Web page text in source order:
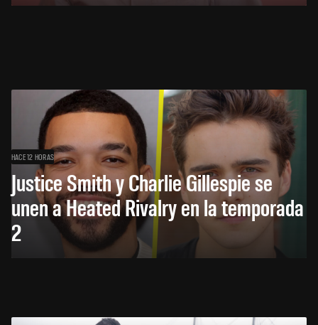
HACE 12 HORAS
Justice Smith y Charlie Gillespie se
unen a Heated Rivalry en la temporada
2